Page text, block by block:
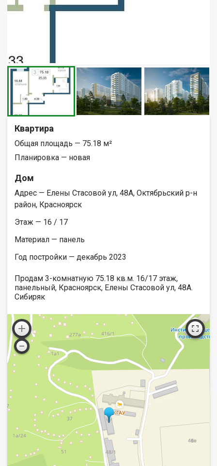
Квартира
Общая площадь — 75.18 м²
Планировка — новая
Дом
Адрес — Елены Стасовой ул, 48А, Октябрьский р-н
район, Красноярск
Этаж — 16 / 17
Материал — панель
Год постройки — декабрь 2023
Продам 3-комнатную 75.18 кв.м. 16/17 этаж,
панельный, Красноярск, Елены Стасовой ул, 48А.
Сибиряк